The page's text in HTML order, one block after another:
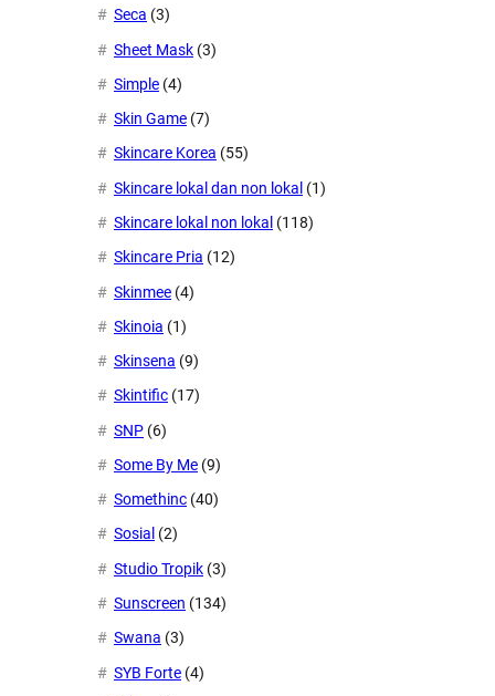
Seca (3)
Sheet Mask (3)
Simple (4)
Skin Game (7)
Skincare Korea (55)
Skincare lokal dan non lokal (1)
Skincare lokal non lokal (118)
Skincare Pria (12)
Skinmee (4)
Skinoia (1)
Skinsena (9)
Skintific (17)
SNP (6)
Some By Me (9)
Somethinc (40)
Sosial (2)
Studio Tropik (3)
Sunscreen (134)
Swana (3)
SYB Forte (4)